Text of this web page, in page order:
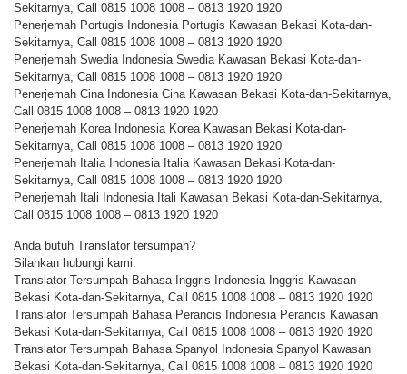
Sekitarnya, Call 0815 1008 1008 – 0813 1920 1920
Penerjemah Portugis Indonesia Portugis Kawasan Bekasi Kota-dan-
Sekitarnya, Call 0815 1008 1008 – 0813 1920 1920
Penerjemah Swedia Indonesia Swedia Kawasan Bekasi Kota-dan-
Sekitarnya, Call 0815 1008 1008 – 0813 1920 1920
Penerjemah Cina Indonesia Cina Kawasan Bekasi Kota-dan-Sekitarnya,
Call 0815 1008 1008 – 0813 1920 1920
Penerjemah Korea Indonesia Korea Kawasan Bekasi Kota-dan-
Sekitarnya, Call 0815 1008 1008 – 0813 1920 1920
Penerjemah Italia Indonesia Italia Kawasan Bekasi Kota-dan-
Sekitarnya, Call 0815 1008 1008 – 0813 1920 1920
Penerjemah Itali Indonesia Itali Kawasan Bekasi Kota-dan-Sekitarnya,
Call 0815 1008 1008 – 0813 1920 1920
Anda butuh Translator tersumpah?
Silahkan hubungi kami.
Translator Tersumpah Bahasa Inggris Indonesia Inggris Kawasan
Bekasi Kota-dan-Sekitarnya, Call 0815 1008 1008 – 0813 1920 1920
Translator Tersumpah Bahasa Perancis Indonesia Perancis Kawasan
Bekasi Kota-dan-Sekitarnya, Call 0815 1008 1008 – 0813 1920 1920
Translator Tersumpah Bahasa Spanyol Indonesia Spanyol Kawasan
Bekasi Kota-dan-Sekitarnya, Call 0815 1008 1008 – 0813 1920 1920